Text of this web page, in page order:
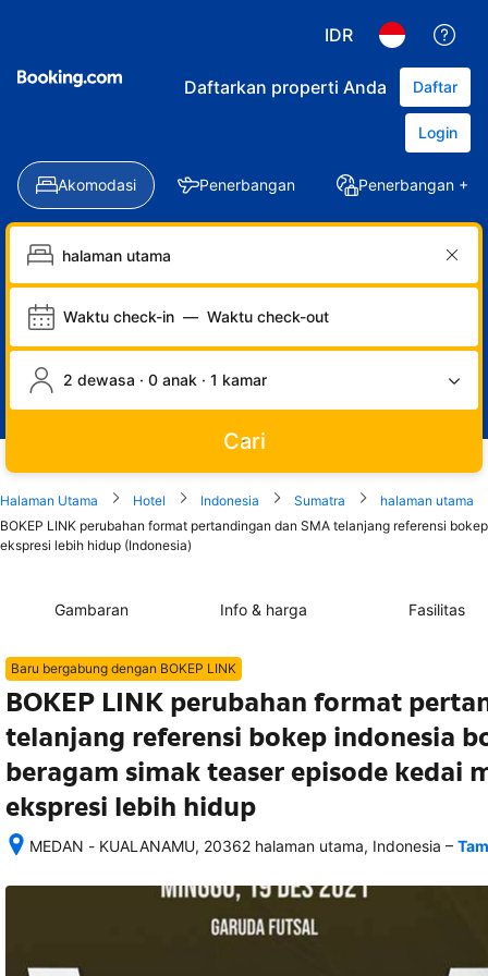
IDR
Daftarkan properti Anda Daftar
Login
Akomodasi Penerbangan Penerbangan +
Waktu check-in — Waktu check-out
2 dewasa · 0 anak · 1 kamar
Cari
Halaman Utama Hotel Indonesia Sumatra
halaman utama
BOKEP LINK perubahan format pertandingan dan SMA telanjang referensi
ekspresi lebih hidup (Indonesia)
Gambaran Info & harga Fasilitas
Baru bergabung dengan BOKEP LINK
BOKEP LINK perubahan format
telanjang referensi bokep indonesia
beragam simak teaser episode kedai
ekspresi lebih hidup
MEDAN - KUALANAMU, 20362 halaman utama, Indonesia
memesan,
–